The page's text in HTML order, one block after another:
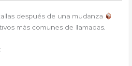
después de una mudanza
más comunes de llamadas.